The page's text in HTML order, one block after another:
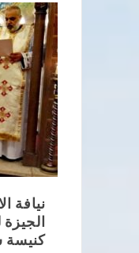
نيافة
كنيسة